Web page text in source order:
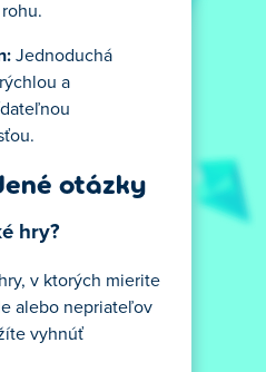
Jednoduchá
a
otázky
hry?
v ktorých mierite
alebo nepriateľov
vyhnúť